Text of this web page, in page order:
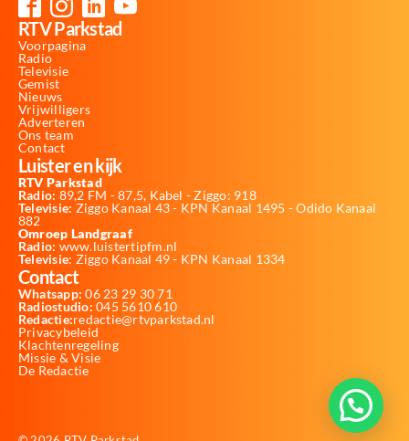
RTV Parkstad
Voorpagina
Radio
Televisie
Gemist
Nieuws
Vrijwilligers
Adverteren
Ons team
Contact
Luister en kijk
RTV Parkstad
Radio: 89,2 FM - 87,5, Kabel - Ziggo: 918
Televisie: Ziggo Kanaal 43 - KPN Kanaal 1495 - Odido Kanaal
882
Omroep Landgraaf
Radio: www.luistertipfm.nl
Televisie: Ziggo Kanaal 49 - KPN Kanaal 1334
Contact
Whatsapp: 06 23 29 30 71
Radiostudio: 045 5610 610
Redactie:redactie@rtvparkstad.nl
Privacybeleid
Klachtenregeling
Missie & Visie
De Redactie